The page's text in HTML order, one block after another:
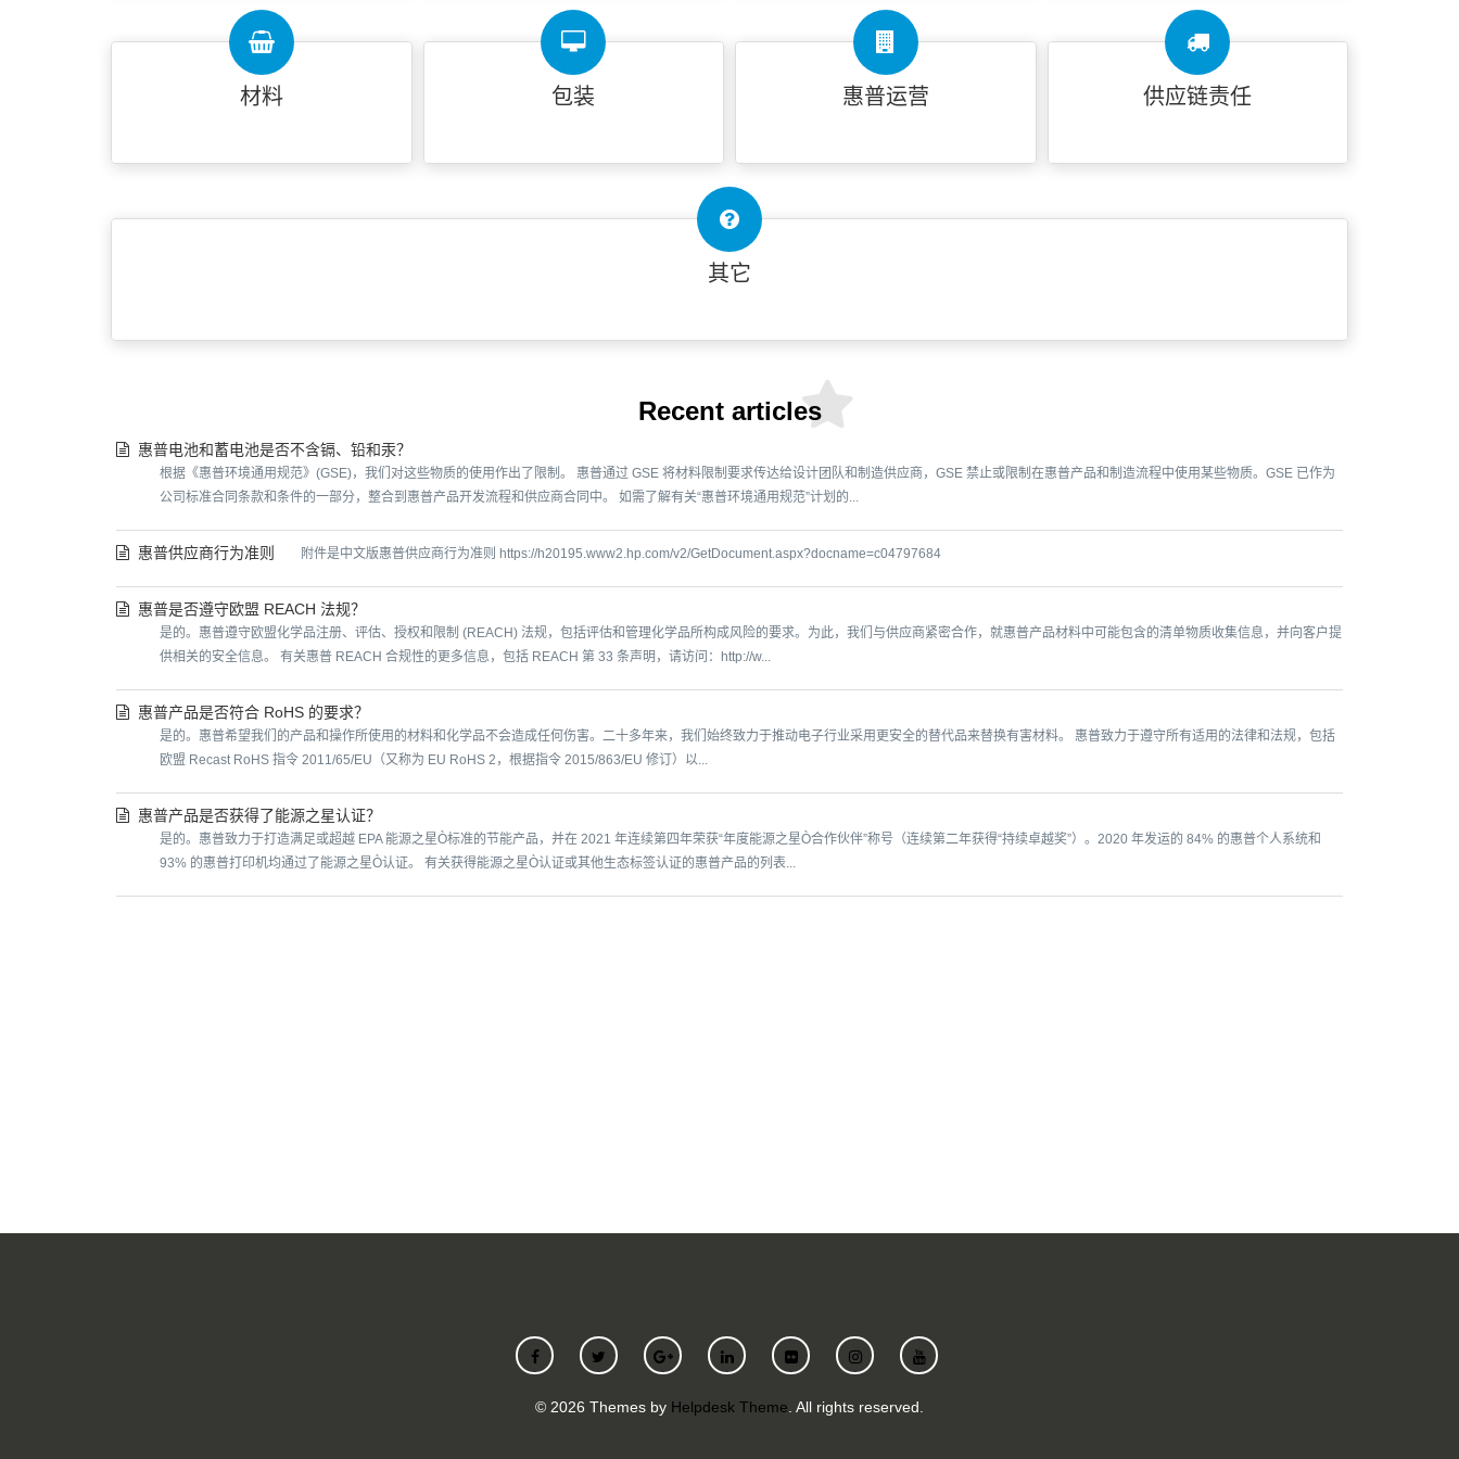
材料 包装 惠普运营 供应链责任
其它
Recent articles
惠普电池和蓄电池是否不含镉、铅和汞？
根据《惠普环境通用规范》(GSE)，我们对这些物质的使用作出了限制。 惠普通过 GSE 将材料限制要求传达给设计团队和制造供应商，GSE 禁止或限制在惠普产品和制造流程中使用某些物质。GSE 已作为
公司标准合同条款和条件的一部分，整合到惠普产品开发流程和供应商合同中。 如需了解有关“惠普环境通用规范”计划的...
惠普供应商行为准则 附件是中文版惠普供应商行为准则 https://h20195.www2.hp.com/v2/GetDocument.aspx?docname=c04797684
惠普是否遵守欧盟 REACH 法规？
是的。惠普遵守欧盟化学品注册、评估、授权和限制 (REACH) 法规，包括评估和管理化学品所构成风险的要求。为此，我们与供应商紧密合作，就惠普产品材料中可能包含的清单物质收集信息，并向客户提
供相关的安全信息。 有关惠普 REACH 合规性的更多信息，包括 REACH 第 33 条声明，请访问：http://w...
惠普产品是否符合 RoHS 的要求？
是的。惠普希望我们的产品和操作所使用的材料和化学品不会造成任何伤害。二十多年来，我们始终致力于推动电子行业采用更安全的替代品来替换有害材料。 惠普致力于遵守所有适用的法律和法规，包括
欧盟 Recast RoHS 指令 2011/65/EU（又称为 EU RoHS 2，根据指令 2015/863/EU 修订）以...
惠普产品是否获得了能源之星认证？
是的。惠普致力于打造满足或超越 EPA 能源之星Ò标准的节能产品，并在 2021 年连续第四年荣获“年度能源之星Ò合作伙伴”称号（连续第二年获得“持续卓越奖”）。2020 年发运的 84% 的惠普个人系统和
93% 的惠普打印机均通过了能源之星Ò认证。 有关获得能源之星Ò认证或其他生态标签认证的惠普产品的列表...
© 2026 Themes by Helpdesk Theme . All rights reserved.